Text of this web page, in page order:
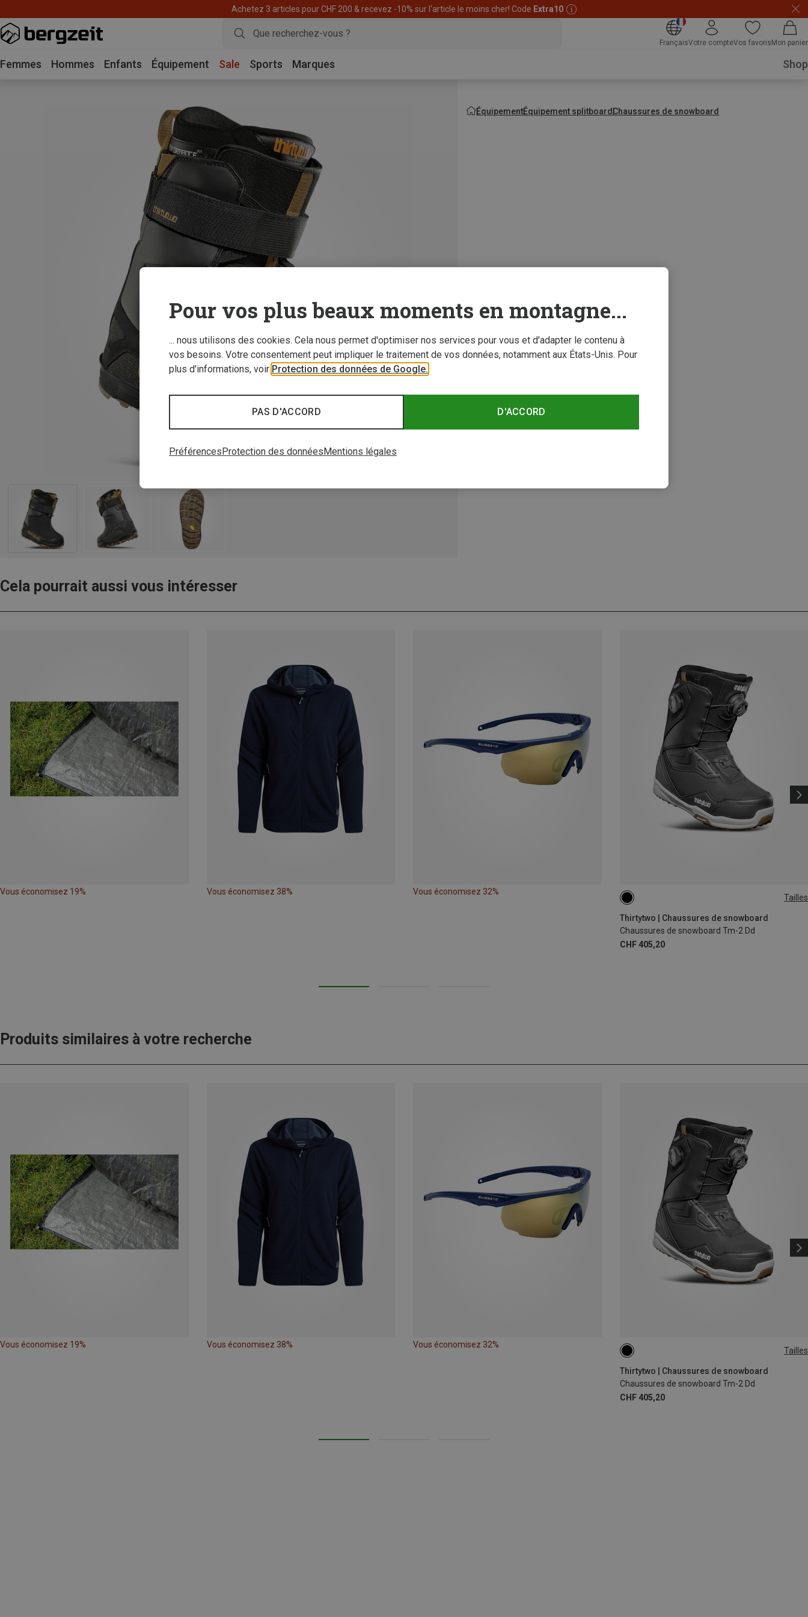
Achetez 3 articles pour CHF 200 & recevez -10% sur l'article le moins cher! Code Extra10
FrançaisVotre compteVos favoris Mon panier
Femmes Hommes Enfants Équipement Sale Sports Marques Shop
ÉquipementÉquipement splitboardChaussures de snowboard
Cela pourrait aussi vous intéresser
Vous économisez 19% Vous économisez 38% Vous économisez 32%
Tailles
Thirtytwo | Chaussures de snowboard
Chaussures de snowboard Tm-2 Dd
CHF 405,20
43
Produits similaires à votre recherche
Vous économisez 19% Vous économisez 38% Vous économisez 32%
Tailles
Thirtytwo | Chaussures de snowboard
Chaussures de snowboard Tm-2 Dd
CHF 405,20
43
Pour vos plus beaux moments en montagne...
... nous utilisons des cookies. Cela nous permet d'optimiser nos services pour vous et d'adapter le contenu à
vos besoins. Votre consentement peut impliquer le traitement de vos données, notamment aux États-Unis. Pour
plus d'informations, voir Protection des données de Google.
D'ACCORD
PAS D'ACCORD
PréférencesProtection des donnéesMentions légales